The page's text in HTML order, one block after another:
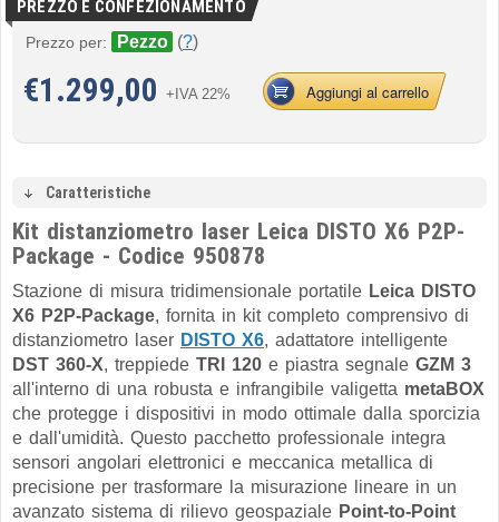
PREZZO E CONFEZIONAMENTO
Prezzo per: Pezzo (?)
€1.299,00 +IVA 22% Aggiungi al carrello
Caratteristiche
Kit distanziometro laser Leica DISTO X6 P2P-
Package - Codice 950878
Stazione di misura tridimensionale portatile Leica DISTO
X6 P2P-Package, fornita in kit completo comprensivo di
distanziometro laser DISTO X6, adattatore intelligente
DST 360-X, treppiede TRI 120 e piastra segnale GZM 3
all'interno di una robusta e infrangibile valigetta metaBOX
che protegge i dispositivi in modo ottimale dalla sporcizia
e dall'umidità. Questo pacchetto professionale integra
sensori angolari elettronici e meccanica metallica di
precisione per trasformare la misurazione lineare in un
avanzato sistema di rilievo geospaziale Point-to-Point